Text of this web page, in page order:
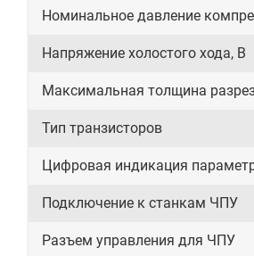
Номинальное давление
Напряжение холостого хода, В
Максимальная толщина
Тип транзисторов
Цифровая индикация
Подключение к станкам ЧПУ
Разъем управления для ЧПУ